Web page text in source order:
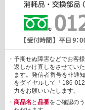
・予期せぬ障害などでお客
返しかけ直しをさせていた
ます。発信者番号を非通
をダイヤルして「186-
力をお願いいたします。
・ 商品名 と 品番をご確認の